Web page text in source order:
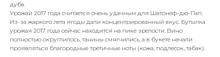
дуба.
Урожай 2017 года считается очень удачным для Шатонеф-дю-Пап.
Из-за жаркого лета ягоды дали концентрированный вкус. Бутылка
урожая 2017 года сейчас находится на пике зрелости. Вино
полностью округлилось, танины смягчились, а в букете начали
проявляться благородные третичные ноты (кожа, подлесок, табак).